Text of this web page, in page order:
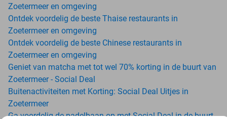
Zoetermeer en omgeving
Ontdek voordelig de beste Thaise restaurants in
Zoetermeer en omgeving
Ontdek voordelig de beste Chinese restaurants in
Zoetermeer en omgeving
Geniet van matcha met tot wel 70% korting in de buurt van
Zoetermeer - Social Deal
Buitenactiviteiten met Korting: Social Deal Uitjes in
Zoetermeer
Ga voordelig de padelbaan op met Social Deal in de buurt